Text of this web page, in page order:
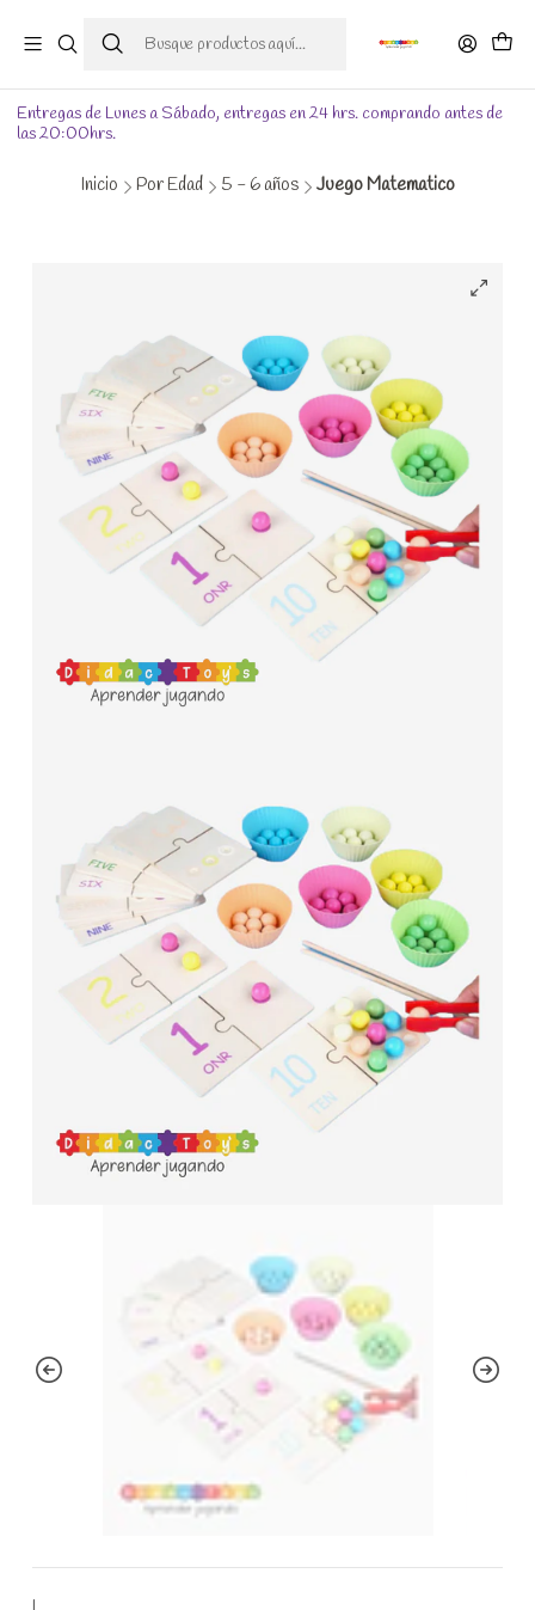
Entregas de Lunes a Sábado, entregas en 24 hrs. comprando antes de
las 20:00hrs.
Inicio Por Edad 5 - 6 años Juego Matematico